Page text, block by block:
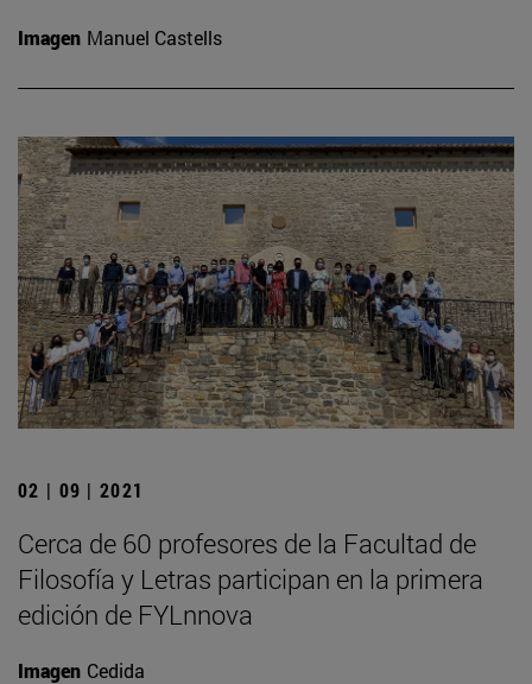
Imagen Manuel Castells
02 | 09 | 2021
Cerca de 60 profesores de la Facultad de
Filosofía y Letras participan en la primera
edición de FYLnnova
Imagen Cedida